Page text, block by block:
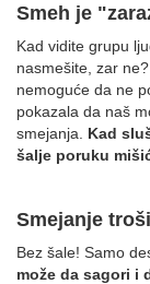
Smeh je
Kad vidite grupu
nasmešite, zar
nemoguće da ne
pokazala da naš
smejanja. Kad
šalje poruku
Smejanje
Bez šale! Samo
može da sagori i